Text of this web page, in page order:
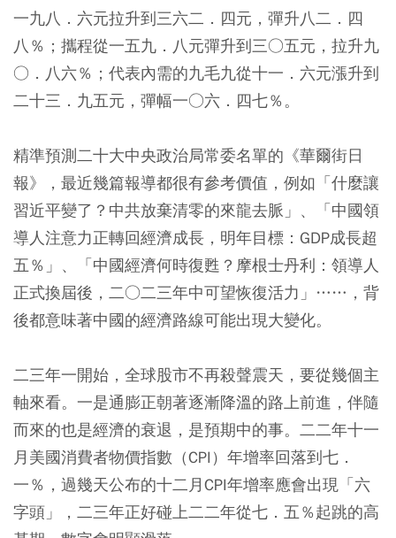
一九八．六元拉升到三六二．四元，彈升八二．四
八％；攜程從一五九．八元彈升到三○五元，拉升九
○．八六％；代表內需的九毛九從十一．六元漲升到
二十三．九五元，彈幅一○六．四七％。
精準預測二十大中央政治局常委名單的《華爾街日
報》，最近幾篇報導都很有參考價值，例如「什麼讓
習近平變了？中共放棄清零的來龍去脈」、「中國領
導人注意力正轉回經濟成長，明年目標：GDP成長超
五％」、「中國經濟何時復甦？摩根士丹利：領導人
正式換屆後，二○二三年中可望恢復活力」……，背
後都意味著中國的經濟路線可能出現大變化。
二三年一開始，全球股市不再殺聲震天，要從幾個主
軸來看。一是通膨正朝著逐漸降溫的路上前進，伴隨
而來的也是經濟的衰退，是預期中的事。二二年十一
月美國消費者物價指數（CPI）年增率回落到七．
一％，過幾天公布的十二月CPI年增率應會出現「六
字頭」，二三年正好碰上二二年從七．五％起跳的高